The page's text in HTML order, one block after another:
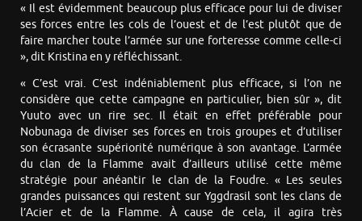
« Il est évidemment beaucoup plus efficace pour lui de diviser
ses forces entre les cols de l’ouest et de l’est plutôt que de
faire marcher toute l’armée sur une forteresse comme celle-ci
», dit Kristina en y réfléchissant.
« C’est vrai. C’est indéniablement plus efficace, si l’on ne
considère que cette campagne en particulier, bien sûr », dit
Yuuto avec un rire sec. Il était en effet préférable pour
Nobunaga de diviser ses forces en trois groupes et d’utiliser
son écrasante supériorité numérique à son avantage. L’armée
du clan de la Flamme avait d’ailleurs utilisé cette même
stratégie pour anéantir le clan de la Foudre. « Les seules
grandes puissances qui restent sur Yggdrasil sont les clans de
l’Acier et de la Flamme. À cause de cela, il agira très